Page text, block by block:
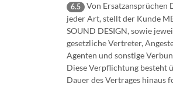
6.5
Von Ersatzansprüchen
jeder Art, stellt der Kunde
SOUND DESIGN, sowie
gesetzliche Vertreter,
Agenten und sonstige
Diese Verpflichtung besteht
Dauer des Vertrages hinaus